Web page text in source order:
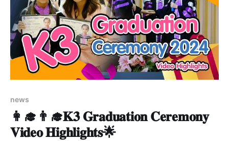
し、正面だけでなく横や後ろからもシルエットを確認す
ると安心です。 Una búsqueda eficaz parte de
concretar
news
👩‍🎓👨‍🎓𝐊𝟑 𝐆𝐫𝐚𝐝𝐮𝐚𝐭𝐢𝐨𝐧 𝐂𝐞𝐫𝐞𝐦𝐨𝐧𝐲
𝐕𝐢𝐝𝐞𝐨 𝐇𝐢𝐠𝐡𝐥𝐢𝐠𝐡𝐭𝐬🌟